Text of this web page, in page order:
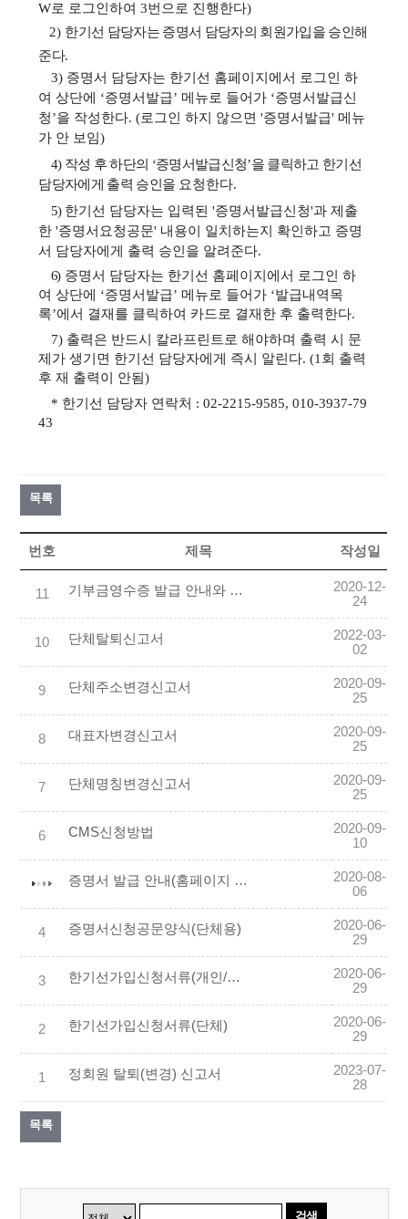
W로 로그인하여 3번으로 진행한다)
2) 한기선 담당자는 증명서 담당자의 회원가입을 승인해
준다.
3) 증명서 담당자는 한기선 홈페이지 에서 로그인 하
여 상단에 ‘증명서발급’메뉴로 들어가 ‘증명서발급신
청’을 작성한다. (로그인 하지 않으면 '증명서발급' 메뉴
가 안 보임)
4) 작성 후 하단의 ‘증명서발급신청’을 클릭하고 한기선
담당자에게 출력 승인을 요청한다.
5) 한기선 담당자는 입력된 '증명서발급신청'과 제출
한 '증명서요청공문' 내용이 일치하는지 확인하고 증명
서 담당자에게 출력 승인을 알려준다.
6) 증명서 담당자는 한기선 홈페이지에서 로그인 하
여 상단에 ‘증명서발급’메뉴로 들어가 ‘발급내역목
록’에서 결재를 클릭하여 카드로 결재한 후 출력한다.
7) 출력은 반드시 칼라프린트로 해야하며 출력 시 문
제가 생기면 한기선 담당자에게 즉시 알린다. (1회 출력
후 재 출력이 안됨)
* 한기선 담당자 연락처 : 02-2215-9585, 010-3937-79
43
목록
번호 제목 작성일
11 기부금영수증 발급 안내와 기부금영수증 Sample
2020-12-
24
10 단체탈퇴신고서
2022-03-
02
9 단체주소변경신고서
2020-09-
25
8 대표자변경신고서
2020-09-
25
7 단체명칭변경신고서
2020-09-
25
6 CMS신청방법
2020-09-
10
증명서 발급 안내(홈페이지 내 증명서 출력 방법)
2020-08-
06
4 증명서신청공문양식(단체용)
2020-06-
29
3 한기선가입신청서류(개인/정회원)
2020-06-
29
2 한기선가입신청서류(단체)
2020-06-
29
1 정회원 탈퇴(변경) 신고서
2023-07-
28
목록
검색